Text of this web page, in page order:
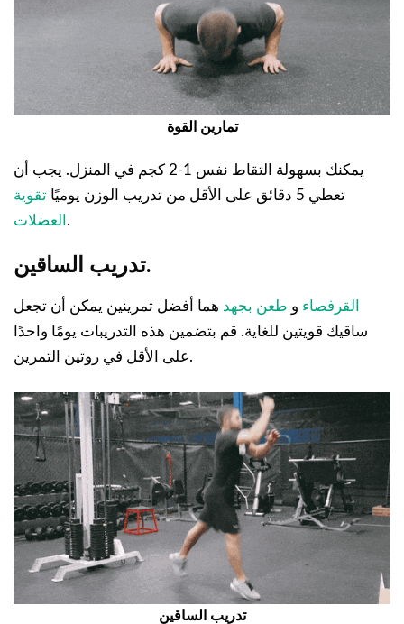
تمارين القوة
يمكنك بسهولة التقاط نفس 1-2 كجم في المنزل. يجب أن
تعطي 5 دقائق على الأقل من تدريب الوزن يوميًا
تقوية
العضلات .
تدريب الساقين.
القرفصاء و طعن بجهد هما أفضل تمرينين يمكن أن تجعل
ساقيك قويتين للغاية. قم بتضمين هذه التدريبات يومًا واحدًا
على الأقل في روتين التمرين.
تدريب الساقين